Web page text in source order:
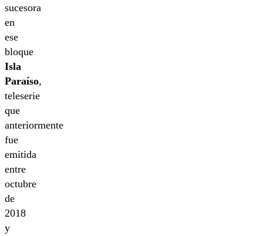
sucesora
en
ese
bloque
Isla
Paraíso,
teleserie
que
anteriormente
fue
emitida
entre
octubre
de
2018
y